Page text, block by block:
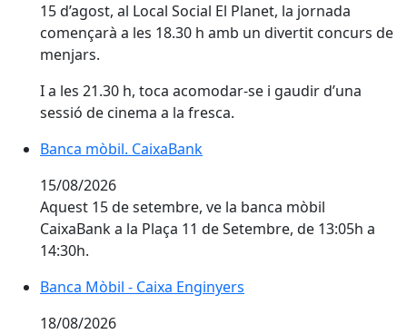
15 d’agost, al Local Social El Planet, la jornada
començarà a les 18.30 h amb un divertit concurs de
menjars.
I a les 21.30 h, toca acomodar-se i gaudir d’una
sessió de cinema a la fresca.
Banca mòbil. CaixaBank
Banca mòbil. CaixaBank
15/08/2026
Aquest 15 de setembre, ve la banca mòbil
CaixaBank a la Plaça 11 de Setembre, de 13:05h a
14:30h.
Banca Mòbil - Caixa Enginyers
Banca Mòbil - Caixa Enginyers
18/08/2026